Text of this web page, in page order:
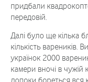
придбали
передовій.
Далі було ще кілька
кількість вареників.
українок 2000
камери вночі в чужій
допоки бореться вся